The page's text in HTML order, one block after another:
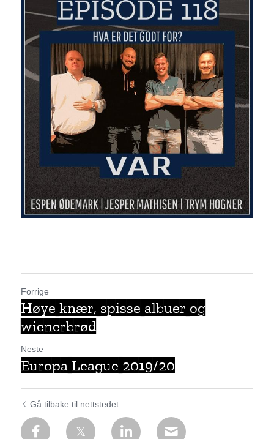
Forrige
Høye knær, spisse albuer og
wienerbrød
Neste
Europa League 2019/20
Gå tilbake til nettstedet